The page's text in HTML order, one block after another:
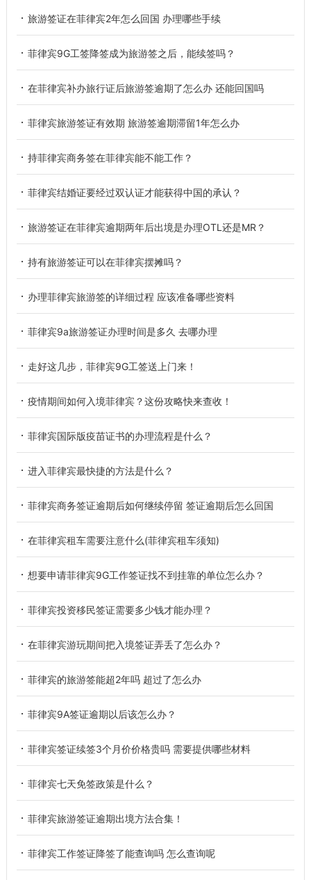
旅游签证在菲律宾2年怎么回国 办理哪些手续
菲律宾9G工签降签成为旅游签之后，能续签吗？
在菲律宾补办旅行证后旅游签逾期了怎么办 还能回国吗
菲律宾旅游签证有效期 旅游签逾期滞留1年怎么办
持菲律宾商务签在菲律宾能不能工作？
菲律宾结婚证要经过双认证才能获得中国的承认？
旅游签证在菲律宾逾期两年后出境是办理OTL还是MR？
持有旅游签证可以在菲律宾摆摊吗？
办理菲律宾旅游签的详细过程 应该准备哪些资料
菲律宾9a旅游签证办理时间是多久 去哪办理
走好这几步，菲律宾9G工签送上门来！
疫情期间如何入境菲律宾？这份攻略快来查收！
菲律宾国际版疫苗证书的办理流程是什么？
进入菲律宾最快捷的方法是什么？
菲律宾商务签证逾期后如何继续停留 签证逾期后怎么回国
在菲律宾租车需要注意什么(菲律宾租车须知)
想要申请菲律宾9G工作签证找不到挂靠的单位怎么办？
菲律宾投资移民签证需要多少钱才能办理？
在菲律宾游玩期间把入境签证弄丢了怎么办？
菲律宾的旅游签能超2年吗 超过了怎么办
菲律宾9A签证逾期以后该怎么办？
菲律宾签证续签3个月价价格贵吗 需要提供哪些材料
菲律宾七天免签政策是什么？
菲律宾旅游签证逾期出境方法合集！
菲律宾工作签证降签了能查询吗 怎么查询呢